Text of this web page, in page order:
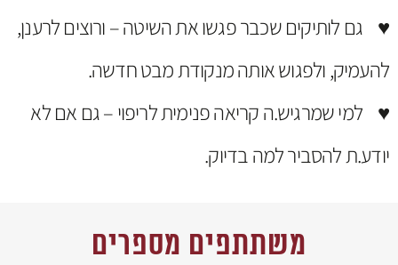
♥ גם לותיקים שכבר פגשו את השיטה – ורוצים לרענן,
להעמיק, ולפגוש אותה מנקודת מבט חדשה.
♥ למי שמרגיש.ה קריאה פנימית לריפוי – גם אם לא
יודע.ת להסביר למה בדיוק.
משתתפים מספרים